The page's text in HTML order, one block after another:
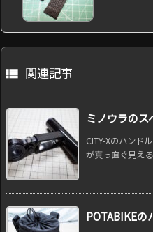
 関連記事
ミノウラの
CITY-Xのハンド
が真っ直ぐ見え
POTABIKEの